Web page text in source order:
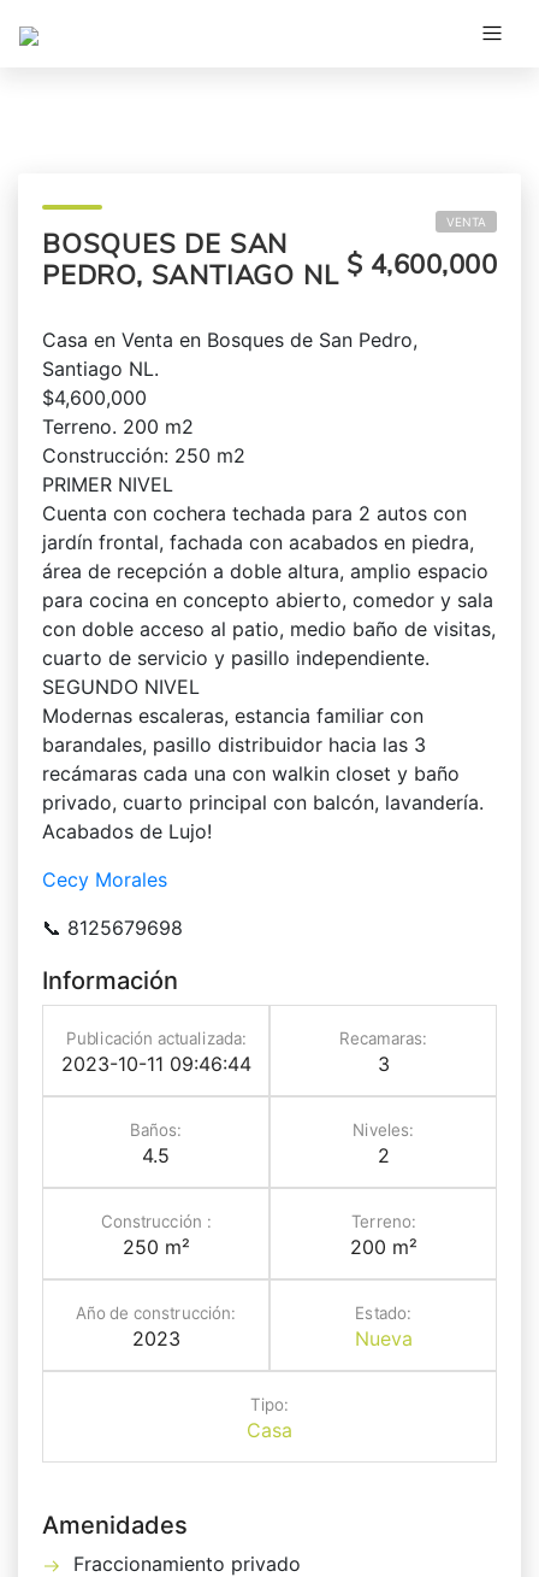
BOSQUES DE SAN
PEDRO, SANTIAGO NL
VENTA
$ 4,600,000
Casa en Venta en Bosques de San Pedro,
Santiago NL.
$4,600,000
Terreno. 200 m2
Construcción: 250 m2
PRIMER NIVEL
Cuenta con cochera techada para 2 autos con
jardín frontal, fachada con acabados en piedra,
área de recepción a doble altura, amplio espacio
para cocina en concepto abierto, comedor y sala
con doble acceso al patio, medio baño de visitas,
cuarto de servicio y pasillo independiente.
SEGUNDO NIVEL
Modernas escaleras, estancia familiar con
barandales, pasillo distribuidor hacia las 3
recámaras cada una con walkin closet y baño
privado, cuarto principal con balcón, lavandería.
Acabados de Lujo!
Cecy Morales
📞 8125679698
Información
Publicación actualizada:
2023-10-11 09:46:44
Recamaras:
3
Baños:
4.5
Niveles:
2
Construcción :
250 m²
Terreno:
200 m²
Año de construcción:
2023
Estado:
Nueva
Tipo:
Casa
Amenidades
Fraccionamiento privado